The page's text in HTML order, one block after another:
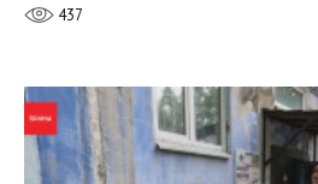
437